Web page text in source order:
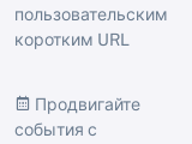
пользовательским
коротким URL
Продвигайте
события с